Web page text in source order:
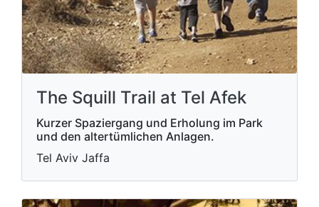
The Squill Trail at Tel Afek
Kurzer Spaziergang und Erholung im Park
und den altertümlichen Anlagen.
Tel Aviv Jaffa